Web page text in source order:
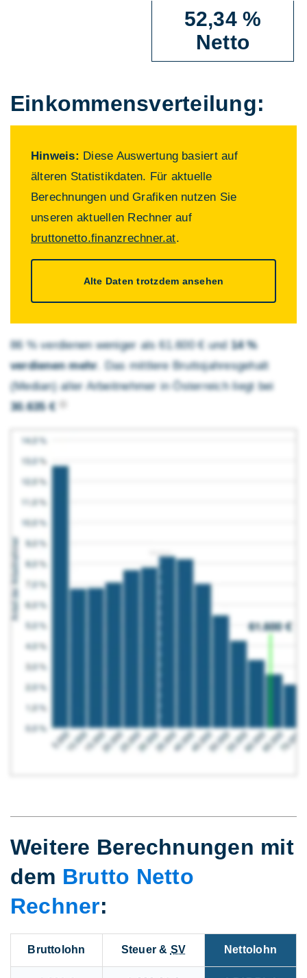
52,34 %
Netto
Einkommens­verteilung:
Hinweis: Diese Auswertung basiert auf
älteren Statistikdaten. Für aktuelle
Berechnungen und Grafiken nutzen Sie
unseren aktuellen Rechner auf
bruttonetto.finanzrechner.at.
Alte Daten trotzdem ansehen
86 % verdienen weniger als 61.600 € und 14 %
verdienen mehr . Das mittlere Brutto­jahres­gehalt
(Median) aller Arbeitnehmer in Österreich liegt bei
30.635 €
Weitere Berechnungen mit
dem Brutto Netto
Rechner:
Bruttolohn Steuer & SV Nettolohn